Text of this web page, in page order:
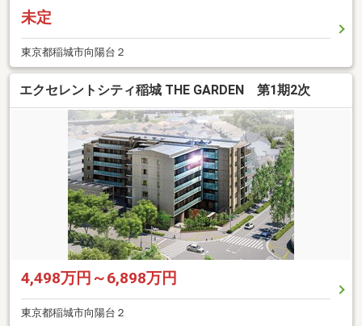
未定
東京都稲城市向陽台２
エクセレントシティ稲城 THE GARDEN 第1期2次
4,498万円～6,898万円
東京都稲城市向陽台２